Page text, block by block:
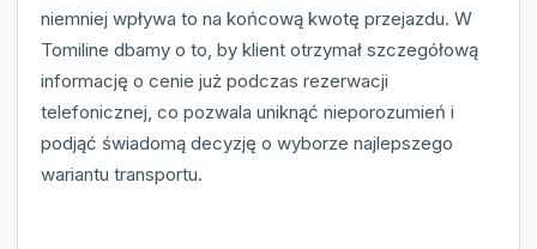
niemniej wpływa to na końcową kwotę przejazdu. W
Tomiline dbamy o to, by klient otrzymał szczegółową
informację o cenie już podczas rezerwacji
telefonicznej, co pozwala uniknąć nieporozumień i
podjąć świadomą decyzję o wyborze najlepszego
wariantu transportu.